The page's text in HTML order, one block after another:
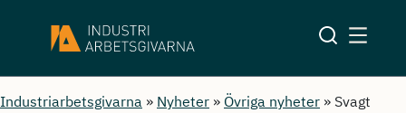
Industriarbetsgivarna » Nyheter » Övriga nyheter » Svagt